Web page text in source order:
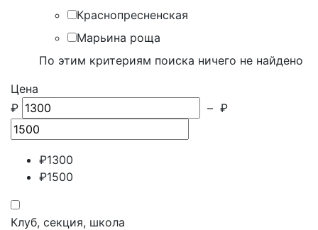
Краснопресненская
Марьина роща
По этим критериям поиска ничего не найдено
Цена
₽
– ₽
₽1300
₽1500
Клуб, секция, школа